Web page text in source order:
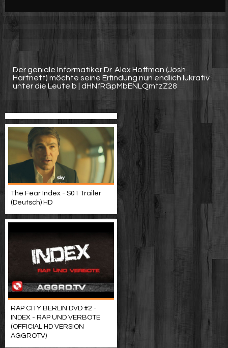
Der geniale Informatiker Dr. Alex Hoffman (Josh
Hartnett) möchte seine Erfindung nun endlich lukrativ
unter die Leute b | dHNfRGpMbENLQmtzZ28
The Fear Index - S01 Trailer
(Deutsch) HD
RAP CITY BERLIN DVD #2 -
INDEX - RAP UND VERBOTE
(OFFICIAL HD VERSION
AGGROTV)